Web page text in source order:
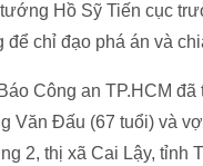
Hồ Sỹ Tiến cục
để chỉ đạo phá án và
Công an TP.HCM
Văn Đấu (67 tuổi) và
2, thị xã Cai Lậy, tỉnh